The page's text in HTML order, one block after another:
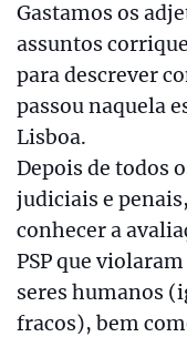
Gastamos os
assuntos
para descrever
passou naquela
Lisboa.
Depois de todos
judiciais e
conhecer a
PSP que
seres humanos
fracos), bem